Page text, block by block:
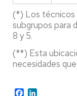
(*) Los técnicos
subgrupos para
8 y 5.
(**) Esta
necesidades
Facebook